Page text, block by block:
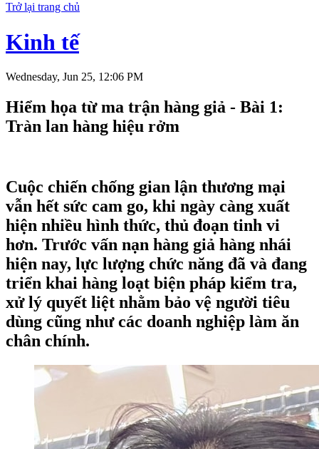
Trở lại trang chủ
Kinh tế
Wednesday, Jun 25, 12:06 PM
Hiểm họa từ ma trận hàng giả - Bài 1:
Tràn lan hàng hiệu rởm
Cuộc chiến chống gian lận thương mại
vẫn hết sức cam go, khi ngày càng xuất
hiện nhiều hình thức, thủ đoạn tinh vi
hơn. Trước vấn nạn hàng giả hàng nhái
hiện nay, lực lượng chức năng đã và đang
triển khai hàng loạt biện pháp kiểm tra,
xử lý quyết liệt nhằm bảo vệ người tiêu
dùng cũng như các doanh nghiệp làm ăn
chân chính.